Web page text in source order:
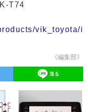
T74
vik_toyota/i
《編集部》
送る